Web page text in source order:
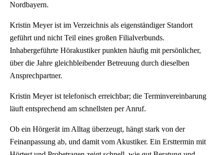
Nordbayern.
Kristin Meyer ist im Verzeichnis als eigenständiger Standort
geführt und nicht Teil eines großen Filialverbunds.
Inhabergeführte Hörakustiker punkten häufig mit persönlicher,
über die Jahre gleichbleibender Betreuung durch dieselben
Ansprechpartner.
Kristin Meyer ist telefonisch erreichbar; die Terminvereinbarung
läuft entsprechend am schnellsten per Anruf.
Ob ein Hörgerät im Alltag überzeugt, hängt stark von der
Feinanpassung ab, und damit vom Akustiker. Ein Ersttermin mit